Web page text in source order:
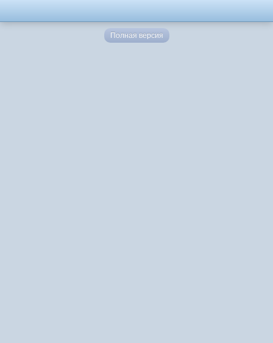
Полная версия